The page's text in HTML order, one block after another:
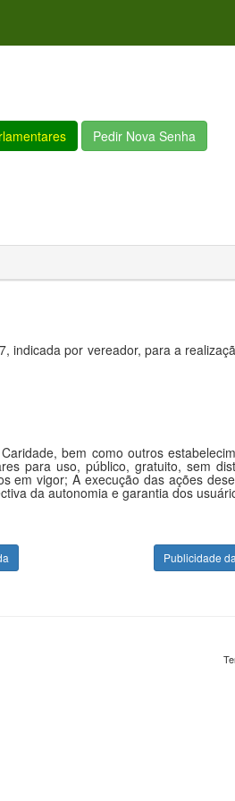
Pedir Nova Senha
indicada por vereador, para a
bem como outros
para uso, público, gratuito, sem
em vigor; A execução das ações
da autonomia e garantia dos
Publicidade